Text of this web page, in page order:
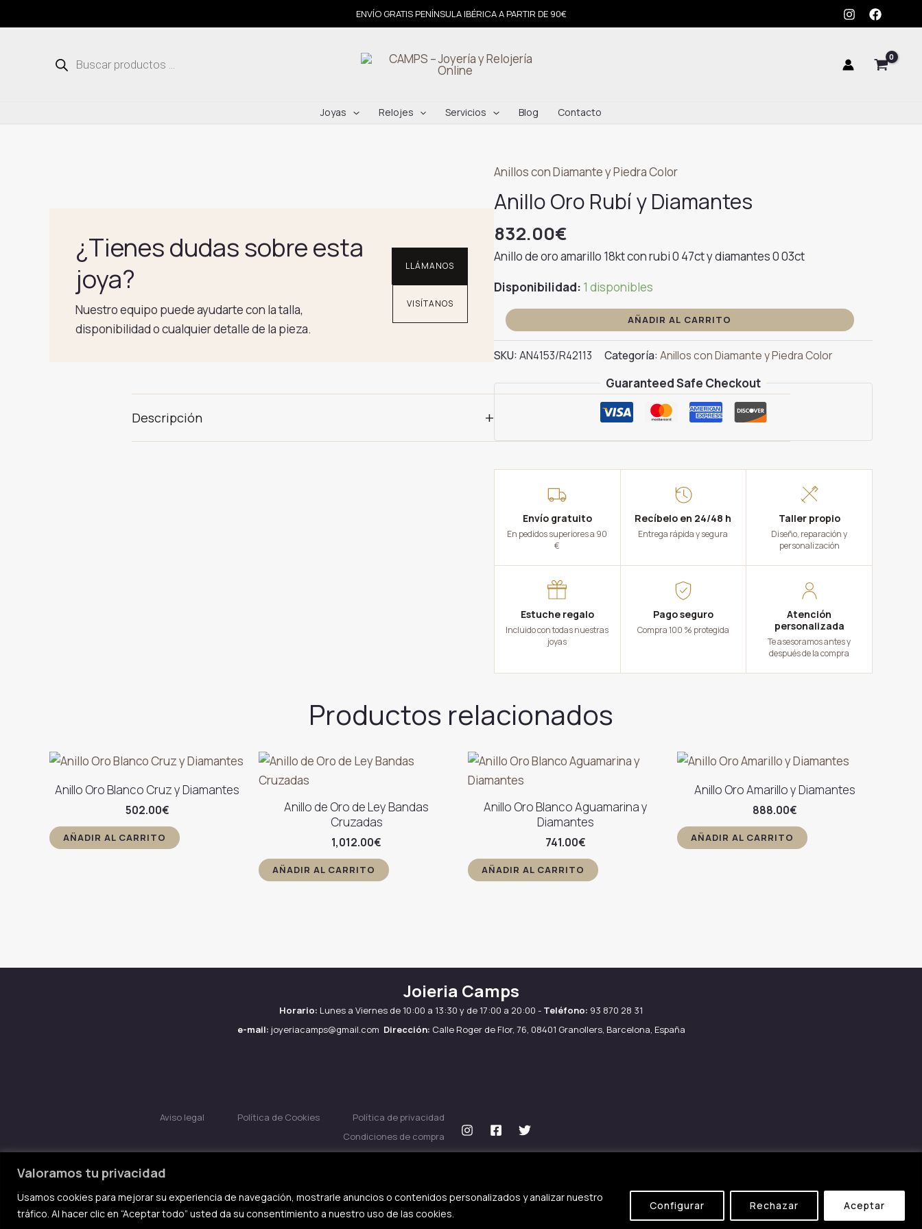
Valoramos tu privacidad
Usamos cookies para mejorar su experiencia de navegación, mostrarle anuncios o contenidos personalizados y analizar nuestro
tráfico. Al hacer clic en “Aceptar todo” usted da su consentimiento a nuestro uso de las cookies.
Configurar Rechazar Aceptar
al
ENVÍO GRATIS PENÍNSULA IBÉRICA A PARTIR DE 90€
productos
Joyas Relojes Servicios Blog Contacto
Anillos con Diamante y Piedra Color
Anillo Oro Rubí y Diamantes
832.00€
Anillo de oro amarillo 18kt con rubi 0 47ct y diamantes 0 03ct
Disponibilidad: 1 disponibles
Anillo
Oro
Rubí
Diamantes
AÑADIR AL CARRITO
SKU:AN4153/R42113 Categoría:Anillos con Diamante y Piedra Color
Guaranteed Safe Checkout
Envío gratuito
En pedidos superiores a 90
€
Recíbelo en 24/48 h
Entrega rápida y segura
Taller propio
Diseño, reparación y
personalización
Estuche regalo
Incluido con todas nuestras
joyas
Pago seguro
Compra 100 % protegida
Atención
personalizada
Te asesoramos antes y
después de la compra
¿Tienes dudas sobre esta
joya?
Nuestro equipo puede ayudarte con la talla,
disponibilidad o cualquier detalle de la pieza.
LLÁMANOS
VISÍTANOS
Descripción +
Productos relacionados
Anillo Oro Blanco Cruz y Diamantes
502.00€
AÑADIR AL CARRITO
Anillo de Oro de Ley Bandas
Cruzadas
1,012.00€
AÑADIR AL CARRITO
Anillo Oro Blanco Aguamarina y
Diamantes
741.00€
AÑADIR AL CARRITO
Anillo Oro Amarillo y Diamantes
888.00€
AÑADIR AL CARRITO
Joieria Camps
Horario: Lunes a Viernes de 10:00 a 13:30 y de 17:00 a 20:00 - Teléfono: 93 870 28 31
e-mail: joyeriacamps@gmail.com Dirección: Calle Roger de Flor, 76, 08401 Granollers, Barcelona, España
Aviso legal Política de Cookies
Política de privacidad
Condiciones de compra
Rubí